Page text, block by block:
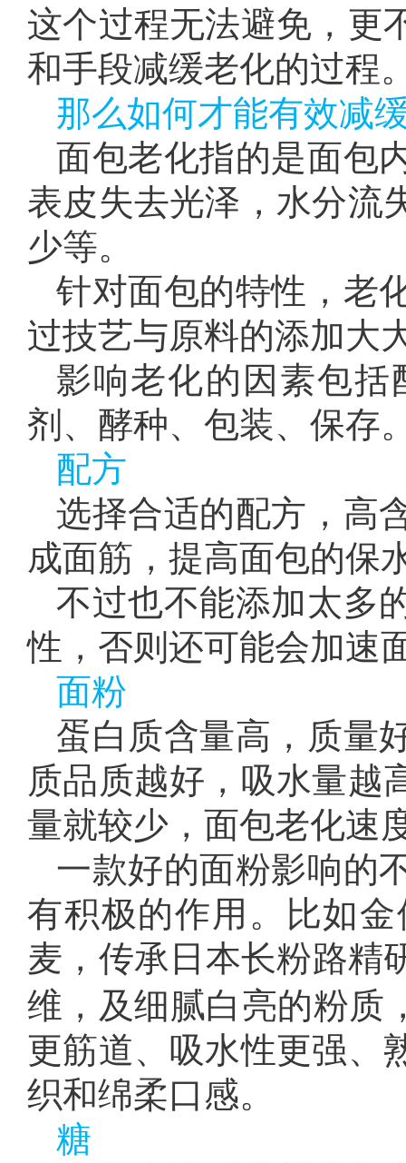
这个过程无法避免，更
和手段减缓老化的过程
那么如何才能有效减
面包老化指的是面包
表皮失去光泽，水分流
少等。
针对面包的特性，老
过技艺与原料的添加大
影响老化的因素包
剂、酵种、包装、保存
配方
选择合适的配方，高
成面筋，提高面包的保
不过也不能添加太多
性，否则还可能会加速
面粉
蛋白质含量高，质量
质品质越好，吸水量越
量就较少，面包老化速
一款好的面粉影响的
有积极的作用。比如
麦，传承日本长粉路精
维，及细腻白亮的粉质
更筋道、吸水性更强、
织和绵柔口感。
糖